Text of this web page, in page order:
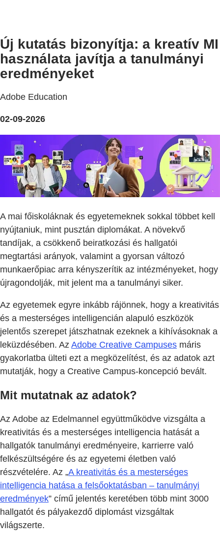
Új kutatás bizonyítja: a kreatív MI
használata javítja a tanulmányi
eredményeket
Adobe Education
02-09-2026
A mai főiskoláknak és egyetemeknek sokkal többet kell
nyújtaniuk, mint pusztán diplomákat. A növekvő
tandíjak, a csökkenő beiratkozási és hallgatói
megtartási arányok, valamint a gyorsan változó
munkaerőpiac arra kényszerítik az intézményeket, hogy
újragondolják, mit jelent ma a tanulmányi siker.
Az egyetemek egyre inkább rájönnek, hogy a kreativitás
és a mesterséges intelligencián alapuló eszközök
jelentős szerepet játszhatnak ezeknek a kihívásoknak a
leküzdésében. Az Adobe Creative Campuses máris
gyakorlatba ülteti ezt a megközelítést, és az adatok azt
mutatják, hogy a Creative Campus-koncepció bevált.
Mit mutatnak az adatok?
Az Adobe az Edelmannel együttműködve vizsgálta a
kreativitás és a mesterséges intelligencia hatását a
hallgatók tanulmányi eredményeire, karrierre való
felkészültségére és az egyetemi életben való
részvételére. Az „A kreativitás és a mesterséges
intelligencia hatása a felsőoktatásban – tanulmányi
eredmények” című jelentés keretében több mint 3000
hallgatót és pályakezdő diplomást vizsgáltak
világszerte.